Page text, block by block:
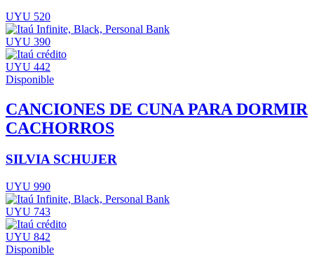
UYU 520
UYU 390
UYU 442
Disponible
CANCIONES DE CUNA PARA DORMIR
CACHORROS
SILVIA SCHUJER
UYU 990
UYU 743
UYU 842
Disponible